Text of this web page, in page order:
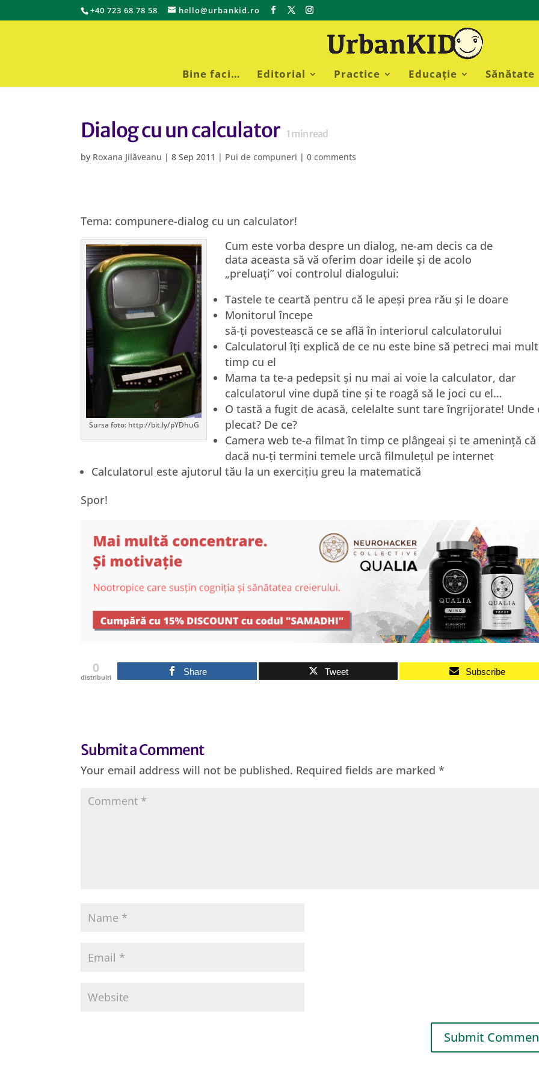
+40 723 68 78 58 hello@urbankid.ro
Bine faci… Editorial Practice Educație Sănătate
Dialog cu un calculator 1 min read
by Roxana Jilăveanu |8 Sep 2011 | Pui de compuneri |0 comments
Tema: compunere-dialog cu un calculator!
Sursa foto: http://bit.ly/pYDhuG
Cum este vorba despre un dialog, ne-am decis ca de
data aceasta să vă oferim doar ideile și de acolo
„preluați” voi controlul dialogului:
Tastele te ceartă pentru că le apeși prea rău și le doare
Monitorul începe
să-ți povestească ce se află în interiorul calculatorului
Calculatorul îți explică de ce nu este bine să petreci mai mult
timp cu el
Mama ta te-a pedepsit și nu mai ai voie la calculator, dar
calculatorul vine după tine și te roagă să le joci cu el…
O tastă a fugit de acasă, celelalte sunt tare îngrijorate! Unde
plecat? De ce?
Camera web te-a filmat în timp ce plângeai și te amenință că
dacă nu-ți termini temele urcă filmulețul pe internet
Calculatorul este ajutorul tău la un exercițiu greu la matematică
Spor!
0
distribuiri
Share Tweet Subscribe
Submit a Comment
Your email address will not be published. Required fields are marked*